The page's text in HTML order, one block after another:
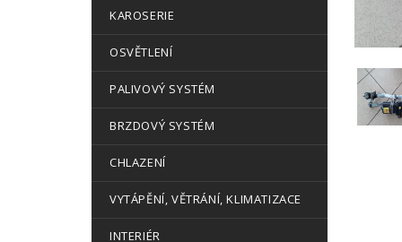
KAROSERIE
OSVĚTLENÍ
PALIVOVÝ SYSTÉM
BRZDOVÝ SYSTÉM
CHLAZENÍ
VYTÁPĚNÍ, VĚTRÁNÍ, KLIMATIZACE
INTERIÉR